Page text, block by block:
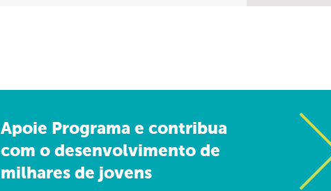
Apoie Programa e contribua
com o desenvolvimento de
milhares de jovens